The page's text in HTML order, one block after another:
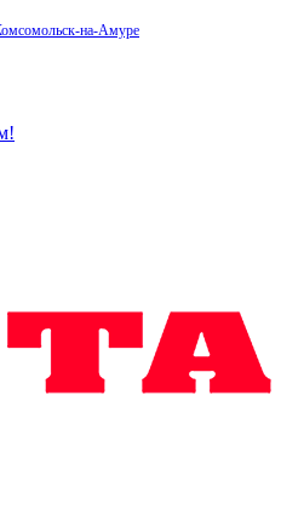
на-Амуре